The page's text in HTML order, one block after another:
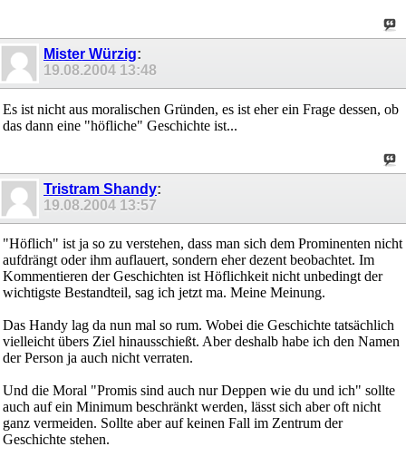
Mister Würzig:
19.08.2004 13:48
Es ist nicht aus moralischen Gründen, es ist eher ein Frage dessen, ob
das dann eine "höfliche" Geschichte ist...
Tristram Shandy:
19.08.2004 13:57
"Höflich" ist ja so zu verstehen, dass man sich dem Prominenten nicht
aufdrängt oder ihm auflauert, sondern eher dezent beobachtet. Im
Kommentieren der Geschichten ist Höflichkeit nicht unbedingt der
wichtigste Bestandteil, sag ich jetzt ma. Meine Meinung.
Das Handy lag da nun mal so rum. Wobei die Geschichte tatsächlich
vielleicht übers Ziel hinausschießt. Aber deshalb habe ich den Namen
der Person ja auch nicht verraten.
Und die Moral "Promis sind auch nur Deppen wie du und ich" sollte
auch auf ein Minimum beschränkt werden, lässt sich aber oft nicht
ganz vermeiden. Sollte aber auf keinen Fall im Zentrum der
Geschichte stehen.